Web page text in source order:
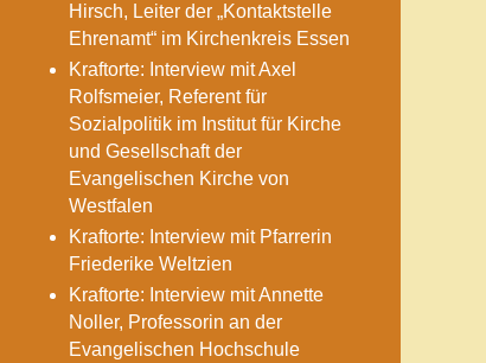
Hirsch, Leiter der „Kontaktstelle
Ehrenamt“ im Kirchenkreis Essen
Kraftorte: Interview mit Axel
Rolfsmeier, Referent für
Sozialpolitik im Institut für Kirche
und Gesellschaft der
Evangelischen Kirche von
Westfalen
Kraftorte: Interview mit Pfarrerin
Friederike Weltzien
Kraftorte: Interview mit Annette
Noller, Professorin an der
Evangelischen Hochschule